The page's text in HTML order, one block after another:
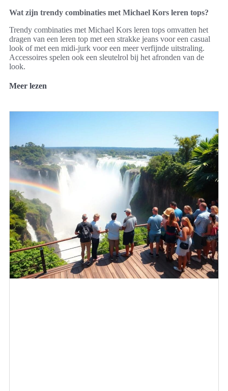
Wat zijn trendy combinaties met Michael Kors leren tops?
Trendy combinaties met Michael Kors leren tops omvatten het
dragen van een leren top met een strakke jeans voor een casual
look of met een midi-jurk voor een meer verfijnde uitstraling.
Accessoires spelen ook een sleutelrol bij het afronden van de
look.
Meer lezen